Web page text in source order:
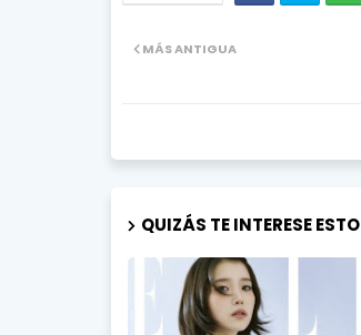
MÁS ANTIGUA
QUIZÁS TE INTERESE ESTO